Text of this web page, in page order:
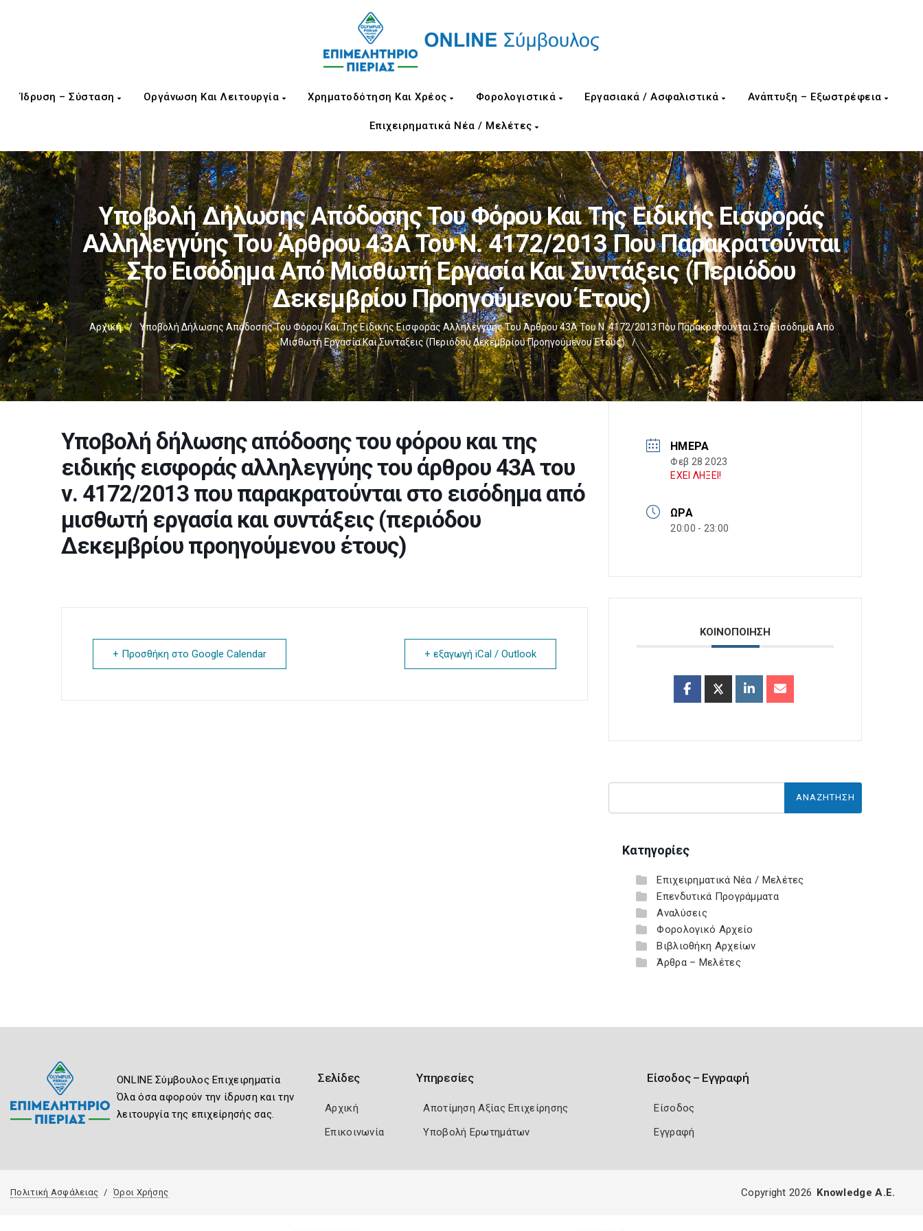
Ίδρυση – Σύσταση Οργάνωση Και Λειτουργία Χρηματοδότηση Και Χρέος Φορολογιστικά Εργασιακά / Ασφαλιστικά Ανάπτυξη – Εξωστρέφεια
Επιχειρηματικά Νέα / Μελέτες
Υποβολή Δήλωσης Απόδοσης Του Φόρου Και Της Ειδικής Εισφοράς
Αλληλεγγύης Του Άρθρου 43Α Του Ν. 4172/2013 Που Παρακρατούνται
Στο Εισόδημα Από Μισθωτή Εργασία Και Συντάξεις (περιόδου
Δεκεμβρίου Προηγούμενου Έτους)
Αρχική /
Υποβολή Δήλωσης Απόδοσης Του Φόρου Και Της Ειδικής Εισφοράς Αλληλεγγύης Του Άρθρου 43Α Του Ν. 4172/2013 Που Παρακρατούνται Στο Εισόδημα Από
Μισθωτή Εργασία Και Συντάξεις (περιόδου Δεκεμβρίου Προηγούμενου Έτους)
/
Υποβολή δήλωσης απόδοσης του φόρου και της
ειδικής εισφοράς αλληλεγγύης του άρθρου 43Α του
ν. 4172/2013 που παρακρατούνται στο εισόδημα από
μισθωτή εργασία και συντάξεις (περιόδου
Δεκεμβρίου προηγούμενου έτους)
+ Προσθήκη στο Google Calendar + εξαγωγή iCal / Outlook
ΗΜΈΡΑ
Φεβ 28 2023
ΕΧΕΙ ΛΗΞΕΙ!
ΏΡΑ
20:00 - 23:00
ΚΟΙΝΟΠΟΙΗΣΗ
Κατηγορίες
Επιχειρηματικά Νέα / Μελέτες
Επενδυτικά Προγράμματα
Αναλύσεις
Φορολογικό Αρχείο
Βιβλιοθήκη Αρχείων
Άρθρα – Μελέτες
ONLINE Σύμβουλος Επιχειρηματία
Όλα όσα αφορούν την ίδρυση και την
λειτουργία της επιχείρησής σας.
Σελίδες
Αρχική
Επικοινωνία
Υπηρεσίες
Αποτίμηση Αξίας Επιχείρησης
Υποβολή Ερωτημάτων
Είσοδος – Εγγραφή
Είσοδος
Εγγραφή
Πολιτική Ασφάλειας Όροι Χρήσης Copyright 2026 Knowledge A.E.